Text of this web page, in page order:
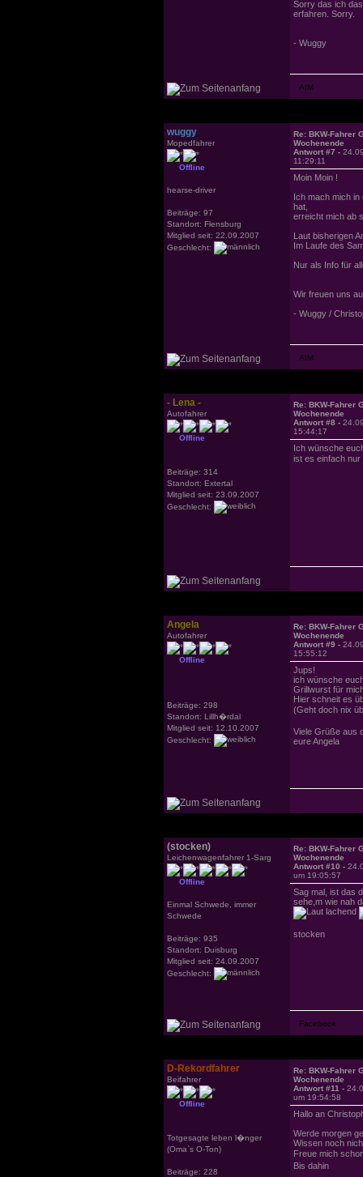
Sorry das ich
erfahren. Sorry.
- Wuggy
wuggy
Mopedfahrer
Offline
hearse-driver
Beiträge: 97
Standort: Flensburg
Mitglied seit: 22.09.2007
Geschlecht:
Re: BKW-Fahrer
Wochenende
Antwort #7 -
11:29:11
Moin Moin !
Ich mach mich in
hat,
erreicht mich ab
Laut bisherigen
Im Laufe des
Nur als Info für
Wir freuen uns
- Wuggy /
- Lena -
Autofahrer
Offline
Beiträge: 314
Standort: Extertal
Mitglied seit: 23.09.2007
Geschlecht:
Re: BKW-Fahrer
Wochenende
Antwort #8 -
15:44:17
Ich wünsche
ist es einfach
Angela
Autofahrer
Offline
Beiträge: 298
Standort: Lillh�rdal
Mitglied seit: 12.10.2007
Geschlecht:
Re: BKW-Fahrer
Wochenende
Antwort #9 -
15:55:12
Jups!
ich wünsche
Grillwurst für
Hier schneit es
(Geht doch nix
Viele Grüße aus
eure Angela
(stocken)
Leichenwagenfahrer 1-Sarg
Offline
Einmal Schwede, immer
Schwede
Beiträge: 935
Standort: Duisburg
Mitglied seit: 24.09.2007
Geschlecht:
Re: BKW-Fahrer
Wochenende
Antwort #10 -
um 19:05:57
Sag mal, ist das
sehe,m wie nah
stocken
D-Rekordfahrer
Beifahrer
Offline
Totgesagte leben l�nger
(Oma`s O-Ton)
Beiträge: 228
Re: BKW-Fahrer
Wochenende
Antwort #11 -
um 19:54:58
Hallo an
Werde morgen
Wissen noch
Freue mich
Bis dahin